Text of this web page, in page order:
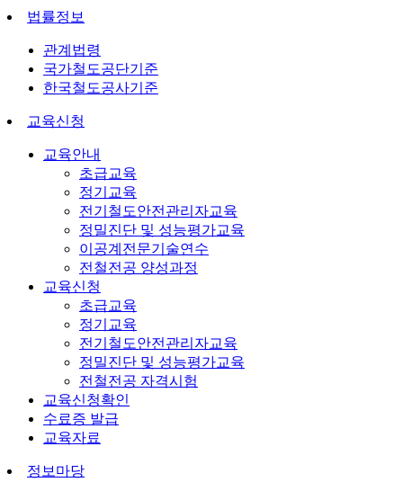
법률정보
관계법령
국가철도공단기준
한국철도공사기준
교육신청
교육안내
초급교육
정기교육
전기철도안전관리자교육
정밀진단 및 성능평가교육
이공계전문기술연수
전철전공 양성과정
교육신청
초급교육
정기교육
전기철도안전관리자교육
정밀진단 및 성능평가교육
전철전공 자격시험
교육신청확인
수료증 발급
교육자료
정보마당